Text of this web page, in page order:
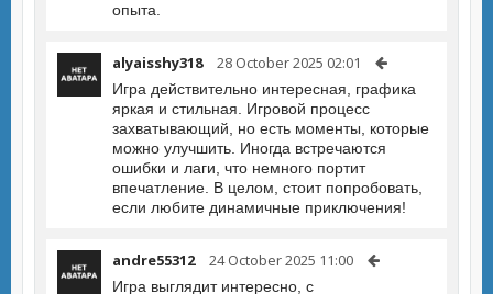
опыта.
alyaisshy318 28 October 2025 02:01
Игра действительно интересная, графика
яркая и стильная. Игровой процесс
захватывающий, но есть моменты, которые
можно улучшить. Иногда встречаются
ошибки и лаги, что немного портит
впечатление. В целом, стоит попробовать,
если любите динамичные приключения!
andre55312 24 October 2025 11:00
Игра выглядит интересно, с